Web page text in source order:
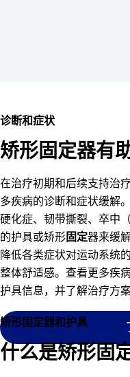
诊断和症状
矫形固定器有
在治疗初期和后续支持治
多疾病的诊断和症状缓解
硬化症、韧带撕裂、卒中
的护具或矫形固定器来缓
降低各类症状对运动系统
整体舒适感。查看更多疾
护具信息，并了解治疗方
矫形固定器和护具
什么是矫形固